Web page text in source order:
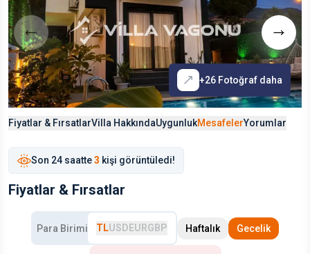
+26 Fotoğraf daha
Fiyatlar & FırsatlarVilla HakkındaUygunlukMesafelerYorumlar
Son 24 saatte3 kişi görüntüledi!
Fiyatlar & Fırsatlar
Para Birimi TLUSD EURGBP Haftalık Gecelik